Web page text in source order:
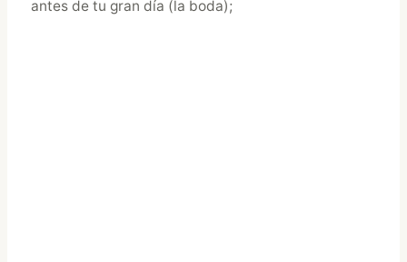
antes de tu gran día (la boda);